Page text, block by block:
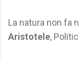
La natura non fa
Aristotele,